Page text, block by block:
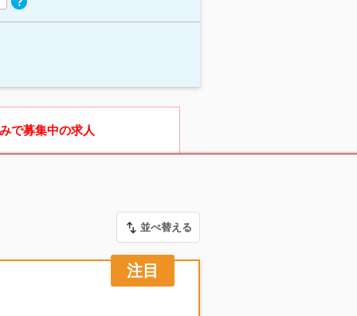
で募集中の求人
並べ替える